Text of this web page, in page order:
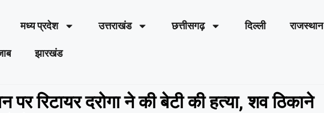
मध्य प्रदेश उत्तराखंड छत्तीसगढ़ दिल्ली राजस्थान
झारखंड
पर रिटायर दरोगा ने की बेटी की हत्या, शव ठिकाने